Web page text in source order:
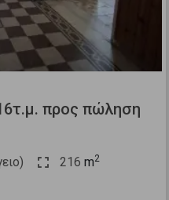
προς πώληση
216 m2